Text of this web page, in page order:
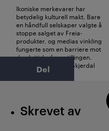
Ikoniske merkevarer har
betydelig kulturell makt. Bare
en håndfull selskaper valgte å
stoppe salget av Freia-
produkter, og medias vinkling
fungerte som en barriere mot
den kritiske fremstillingen.
Foto: Cecilie Taran Skjerdal
Del
Skrevet av